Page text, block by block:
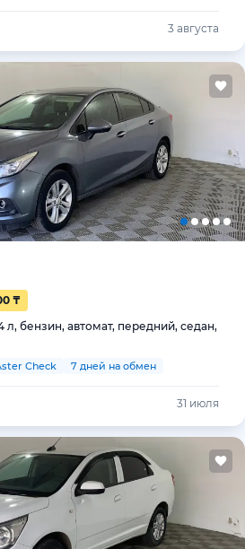
3 августа
₸
л, бензин, автомат, передний, седан,
Check 7 дней на обмен
31 июля